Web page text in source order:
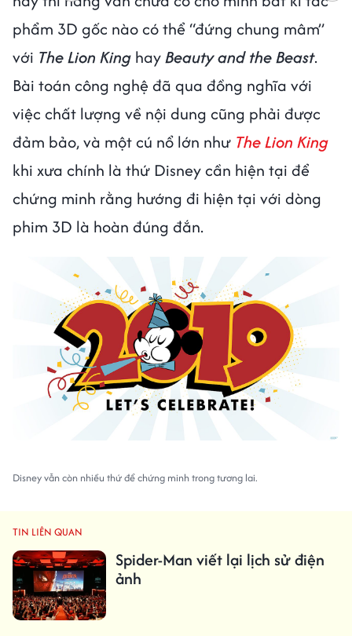
phẩm 3D gốc nào có thể “đứng chung mâm”
với The Lion King hayBeauty and the Beast.
Bài toán công nghệ đã qua đồng nghĩa với
việc chất lượng về nội dung cũng phải được
đảm bảo, và một cú nổ lớn như The Lion King
khi xưa chính là thứ Disney cần hiện tại để
chứng minh rằng hướng đi hiện tại với dòng
phim 3D là hoàn đúng đắn.
Disney vẫn còn nhiều thứ để chứng minh trong tương lai.
TIN LIÊN QUAN
Spider-Man viết lại lịch sử điện
ảnh